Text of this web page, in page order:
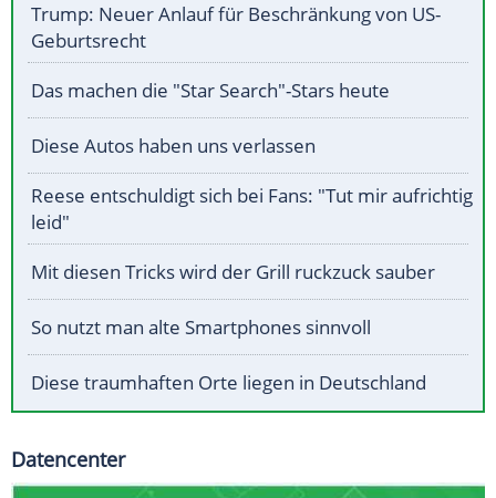
Trump: Neuer Anlauf für Beschränkung von US-
Geburtsrecht
Das machen die "Star Search"-Stars heute
Diese Autos haben uns verlassen
Reese entschuldigt sich bei Fans: "Tut mir aufrichtig
leid"
Mit diesen Tricks wird der Grill ruckzuck sauber
So nutzt man alte Smartphones sinnvoll
Diese traumhaften Orte liegen in Deutschland
Datencenter